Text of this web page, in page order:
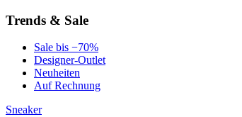
Trends & Sale
Sale bis −70%
Designer-Outlet
Neuheiten
Auf Rechnung
Sneaker